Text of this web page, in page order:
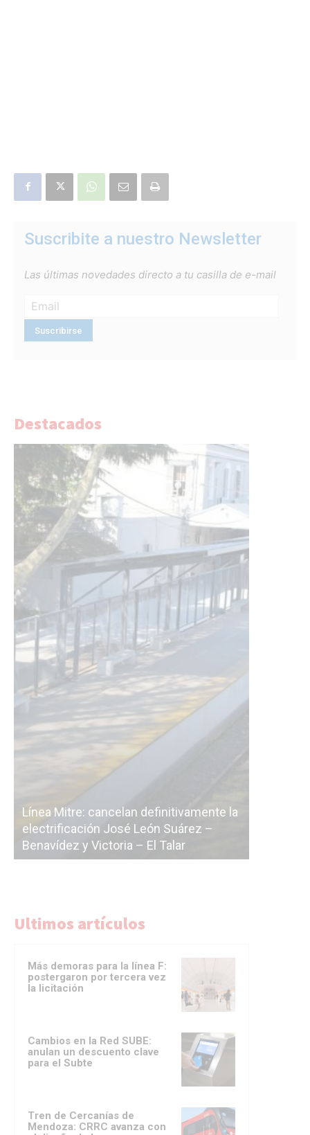
Suscribite a nuestro Newsletter
Las últimas novedades directo a tu casilla de e-mail
Destacados
la
Suárez –
Talar
La Ciudad vuelve a postergar la
licitación de la línea F
Ultimos artículos
Más demoras para la línea F:
postergaron por tercera vez
la licitación
Cambios en la Red SUBE:
anulan un descuento clave
para el Subte
Tren de Cercanías de
Mendoza: CRRC avanza con